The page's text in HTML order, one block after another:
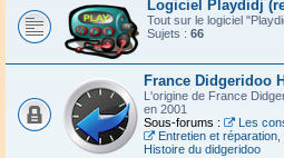
Logiciel Playdidj
Tout sur le logiciel
Sujets : 66
France Didgeridoo
L'origine de France
en 2001
Sous-forums :
Les
Entretien et réparation,
Histoire du didgeridoo